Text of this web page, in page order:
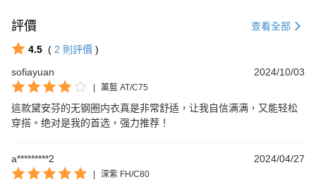
評價 查看全部
4.5 ( 2 則評價 )
sofiayuan
2024/10/03
| 薰藍 AT/C75
這款黛安芬的无钢圈内衣真是非常舒适，让我自信满满，又能轻松
穿搭。绝对是我的首选，强力推荐！
a*********2 2024/04/27
| 深紫 FH/C80